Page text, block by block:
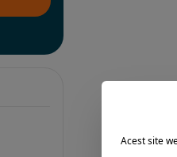
Acest site